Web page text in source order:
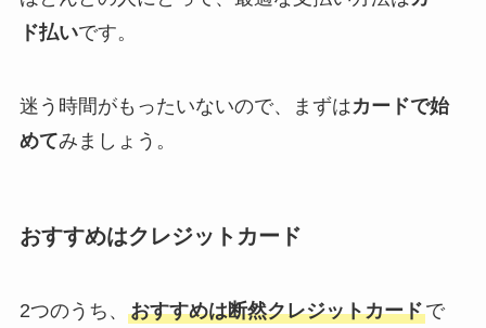
ド払いです。
迷う時間がもったいないので、まずはカードで始
めてみましょう。
おすすめはクレジットカード
2つのうち、 おすすめは断然クレジットカードで